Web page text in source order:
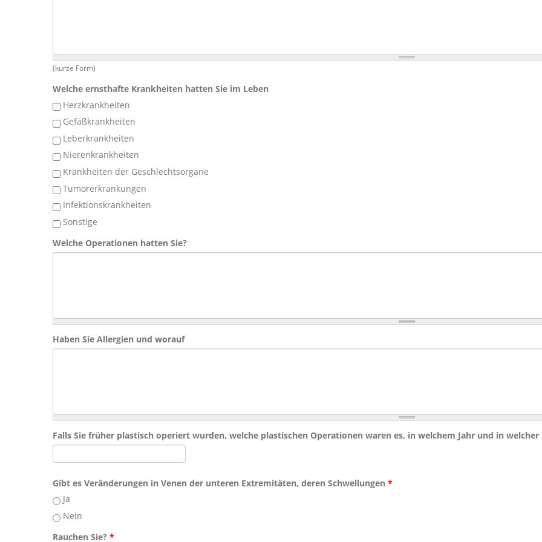
(kurze Form)
Welche ernsthafte Krankheiten hatten Sie im Leben
Herzkrankheiten
Gefäßkrankheiten
Leberkrankheiten
Nierenkrankheiten
Krankheiten der Geschlechtsorgane
Tumorerkrankungen
Infektionskrankheiten
Sonstige
Welche Operationen hatten Sie?
Haben Sie Allergien und worauf
Falls Sie früher plastisch operiert wurden, welche plastischen Operationen waren es, in welchem Jahr und in welcher
Gibt es Veränderungen in Venen der unteren Extremitäten, deren Schwellungen *
Ja
Nein
Rauchen Sie? *